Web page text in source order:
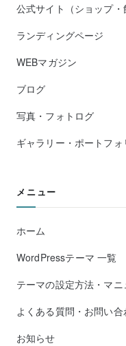
公式サイト（ショップ・
ランディングページ
WEBマガジン
ブログ
写真・フォトログ
ギャラリー・ポートフォ
メニュー
ホーム
WordPressテーマ 一覧
テーマの設定方法・マニ
よくある質問・お問い合
お知らせ